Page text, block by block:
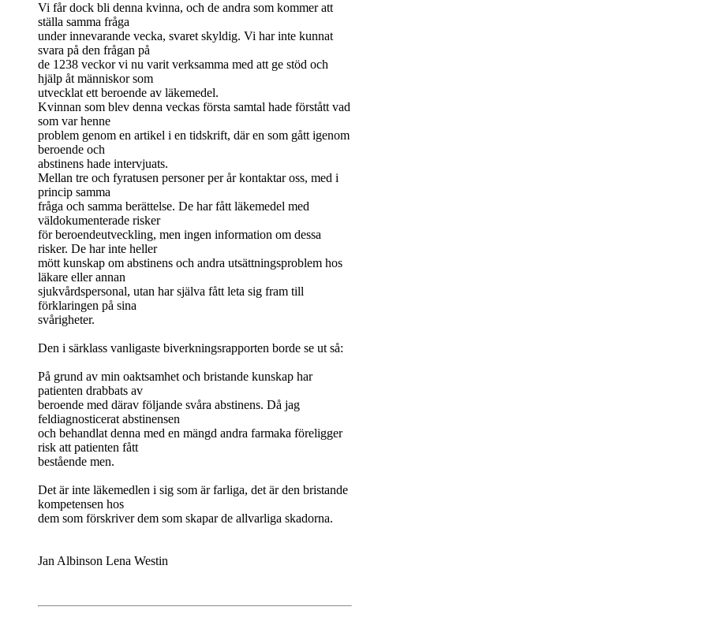
Vi får dock bli denna kvinna, och de andra som kommer att
ställa samma fråga
under innevarande vecka, svaret skyldig. Vi har inte kunnat
svara på den frågan på
de 1238 veckor vi nu varit verksamma med att ge stöd och
hjälp åt människor som
utvecklat ett beroende av läkemedel.
Kvinnan som blev denna veckas första samtal hade förstått vad
som var henne
problem genom en artikel i en tidskrift, där en som gått igenom
beroende och
abstinens hade intervjuats.
Mellan tre och fyratusen personer per år kontaktar oss, med i
princip samma
fråga och samma berättelse. De har fått läkemedel med
väldokumenterade risker
för beroendeutveckling, men ingen information om dessa
risker. De har inte heller
mött kunskap om abstinens och andra utsättningsproblem hos
läkare eller annan
sjukvårdspersonal, utan har själva fått leta sig fram till
förklaringen på sina
svårigheter.
Den i särklass vanligaste biverkningsrapporten borde se ut så:
På grund av min oaktsamhet och bristande kunskap har
patienten drabbats av
beroende med därav följande svåra abstinens. Då jag
feldiagnosticerat abstinensen
och behandlat denna med en mängd andra farmaka föreligger
risk att patienten fått
bestående men.
Det är inte läkemedlen i sig som är farliga, det är den bristande
kompetensen hos
dem som förskriver dem som skapar de allvarliga skadorna.
Jan Albinson Lena Westin